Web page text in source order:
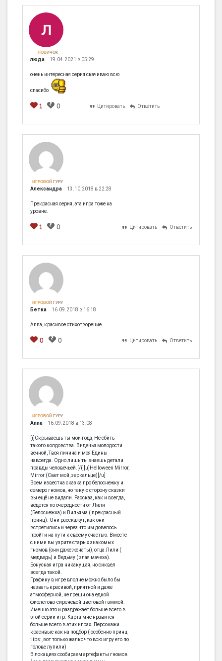
НОВИЧОК
люда 19.04.2021 в 05:29
очень интересная серия скачиваю всю
спасибо
1 0 Цитировать Ответить
ИГРОВОЙ ГУРУ
Александра 13.10.2018 в 22:28
Прекрасная серия, эта игра тоже на
уровне.
1 0 Цитировать Ответить
ИГРОВОЙ ГУРУ
Бетка 16.09.2018 в 16:18
Anna, красивое стихотворение.
0 0 Цитировать Ответить
ИГРОВОЙ ГУРУ
Anna 16.09.2018 в 13:08
[i]Скрываешь ты мои года, Не сбить
такого колдовства. Виденья молодости
вечной, Твоя личина и моя Едины
навсегда. Одно лишь ты знаешь детали
правды человечьей.[/i][u]Helloween Mirror,
Mirror (Свет мой, зеркальце)[/u]
Всем известна сказка про белоснежку и
семеро гномов, но такую сторону сказки
вы ещё не видали. Рассказ, как и всегда,
ведется по очередности от Лили
(Белоснежка) и Вильяма ( прекрасный
принц). Они расскажут, как они
встретились и через что им довелось
пройти на пути к своему счастью. Вместе
с ними вы узрите старых знакомых
гномов (они даже женаты), отца Лили (
медведь) и Ведьму ( злая мачеха).
Бонусная игра никакущая, но сиквел
всегда такой.
Графику в игре вполне можно было бы
назвать красивой, приятной и даже
атмосферной, не греши она едкой
фиолетово-сиреневой цветовой гаммой.
Именно это и раздражает больше всего в
этой серии игр. Карта мне нравится
больше всего в этих играх. Персонажи
красивые как на подбор ( особенно принц
:lips: ,вот только жалко что всю игру его по
голове лупили)
В локациях сообираем артефакты гномов